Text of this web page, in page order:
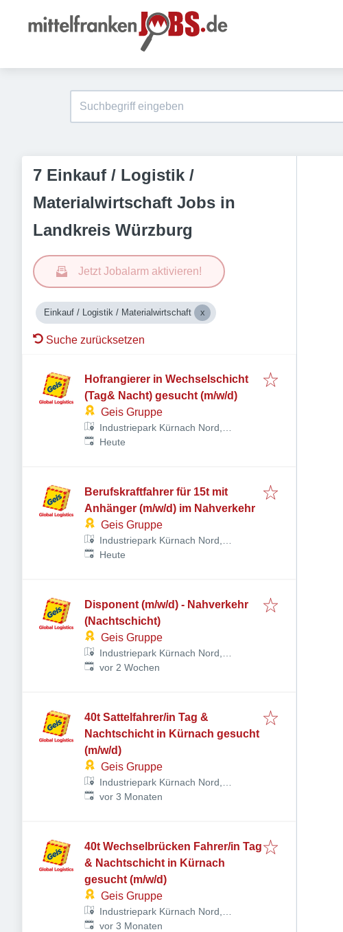
7 Einkauf / Logistik /
Materialwirtschaft Jobs in
Landkreis Würzburg
Jetzt Jobalarm aktivieren!
Einkauf / Logistik / Materialwirtschaft
Suche zurücksetzen
Hofrangierer in Wechselschicht
(Tag& Nacht) gesucht (m/w/d)
Geis Gruppe
Industriepark Kürnach Nord,
Industriepark 7-11, 97273 Kürnach,
Veröffentlicht
Heute
Berufskraftfahrer für 15t mit
Anhänger (m/w/d) im Nahverkehr
Geis Gruppe
Industriepark Kürnach Nord,
Industriepark 7-11, 97273 Kürnach,
Veröffentlicht
Heute
Disponent (m/w/d) - Nahverkehr
(Nachtschicht)
Geis Gruppe
Industriepark Kürnach Nord,
Industriepark 7-11, 97273 Kürnach,
Veröffentlicht:
vor 2 Wochen
40t Sattelfahrer/in Tag &
Nachtschicht in Kürnach gesucht
(m/w/d)
Geis Gruppe
Industriepark Kürnach Nord,
Industriepark 7-11, 97273 Kürnach,
Veröffentlicht:
vor 3 Monaten
40t Wechselbrücken Fahrer/in Tag
& Nachtschicht in Kürnach
gesucht (m/w/d)
Geis Gruppe
Industriepark Kürnach Nord,
Industriepark 7-11, 97273 Kürnach,
Veröffentlicht:
vor 3 Monaten